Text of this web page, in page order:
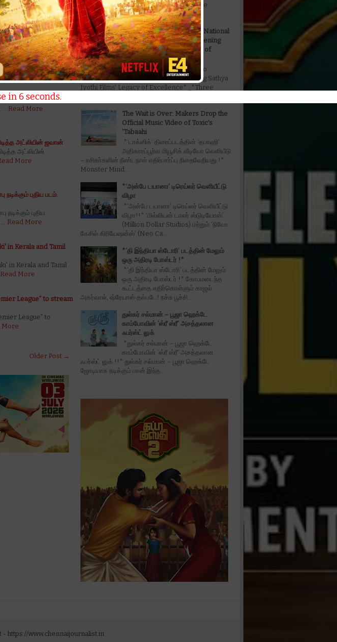
ரசிகர்கள்-
இப்படத்திற்காக உற்சாகம்
அப்டேட்டை தொடர்ந்து
Koustubh
… Read More
அட்லியின் ஜவான்
அட்லியின்
More
புதிய படம்.
புதிய
Read More
in Kerala and Tamil
in Kerala and Tamil
Read More
League” to stream
League” to
More
Older Post →
in 5seconds.
'டோன்ட் ட்ரபிள் தி ட்ரபிள் - Don't Trouble The
Trouble' பட...
’Captain Miller' Earns Two National
Honours, Further Strengthening
Sathya Jyothi Films' Legacy of
Excellence
*’Captain Miller' Earns Two
National Honours, Further Strengthening Sathya
Jyothi Films' Legacy of Excellence* _*Three
The Wait is Over: Makers Drop the
Official Music Video of Toxic's
'Tabaahi
*‘டாக்ஸிக்‘ திரைப்படத்தின் ‘தபாஹி’
அதிகாரப்பூர்வ மியூசிக் வீடியோ வெளியீடு
– ரசிகர்களின் நீண்டநாள் எதிர்பார்ப்பு நிறைவேறியது !*
Monster Mind...
*‘அன்பே டயானா’ டிரெய்லர் வெளியீட்டு
விழா
*‘அன்பே டயானா’ டிரெய்லர் வெளியீட்டு
விழா!!* ‘மில்லியன் டாலர் ஸ்டுடியோஸ்’
(Million Dollar Studios) மற்றும் ‘நியோ
கேசில் கிரியேஷன்ஸ்’ (Neo Ca...
*‘தி இந்தியா ஸ்டோரி’ படத்தின் மேலும்
ஒரு அதிரடி போஸ்டர் !*
*‘தி இந்தியா ஸ்டோரி’ படத்தின் மேலும்
ஒரு அதிரடி போஸ்டர் !* கோபமடைந்த
கூட்டத்தை எதிர்கொள்ளும் காஜல்
அகர்வால், ஷ்ரேயாஸ் தல்படே! நச்சு பூச்சி...
துல்கர் சல்மான் – பூஜா ஹெக்டே
காம்போவின் ‘ஸ்ரீ ஸ்ரீ’ அசத்தலான
ஃபர்ஸ்ட் லுக்
*துல்கர் சல்மான் – பூஜா ஹெக்டே
காம்போவின் ‘ஸ்ரீ ஸ்ரீ’ அசத்தலான
ஃபர்ஸ்ட் லுக் !!* துல்கர் சல்மான் – பூஜா ஹெக்டே
ஜோடியாக நடிக்கும் பான் இந்த...
- https://www.chennaijournalist.in